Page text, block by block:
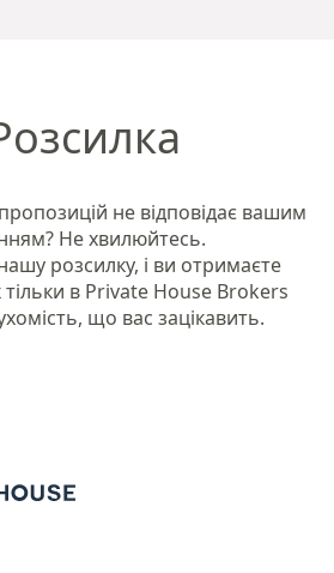
не відповідає вашим
Не хвилюйтесь.
розсилку, і ви отримаєте
в Private House Brokers
що вас зацікавить.